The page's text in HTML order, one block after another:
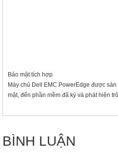
Bảo mật tích hợp
Máy chủ Dell EMC PowerEdge được
mật, đến phần mềm đã ký và phát hiện
BÌNH LUẬN